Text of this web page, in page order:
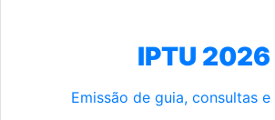
IPTU 2026
Emissão de guia, consultas